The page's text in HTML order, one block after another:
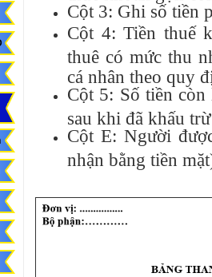
Cột 3: Ghi số tiền
Cột 4: Tiền thuế
thuê có mức thu
cá nhân theo quy
Cột 5: Số tiền
sau khi đã khấu
Cột E: Người
nhận bằng tiền